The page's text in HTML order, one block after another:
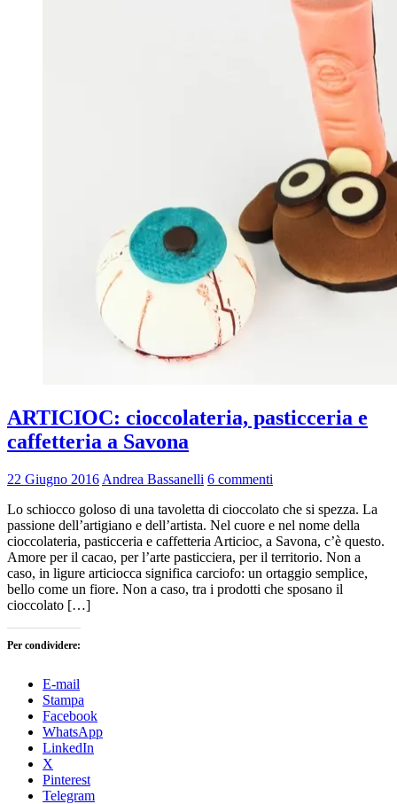
ARTICIOC: cioccolateria, pasticceria e
caffetteria a Savona
22 Giugno 2016 Andrea Bassanelli 6 commenti
Lo schiocco goloso di una tavoletta di cioccolato che si spezza. La
passione dell’artigiano e dell’artista. Nel cuore e nel nome della
cioccolateria, pasticceria e caffetteria Articioc, a Savona, c’è questo.
Amore per il cacao, per l’arte pasticciera, per il territorio. Non a
caso, in ligure articiocca significa carciofo: un ortaggio semplice,
bello come un fiore. Non a caso, tra i prodotti che sposano il
cioccolato […]
Per condividere:
E-mail
Stampa
Facebook
WhatsApp
LinkedIn
X
Pinterest
Telegram